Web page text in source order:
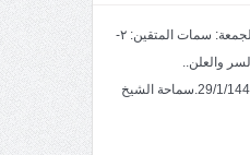
خطبة الجمعة: سمات المتقين: ٢-
والعلن..
بتاريخ29/1/1446.سماحة الشيخ